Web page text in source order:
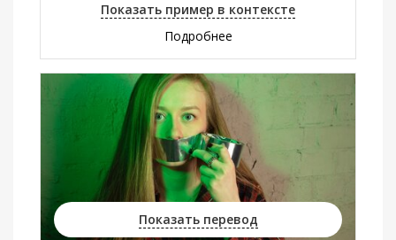
Показать пример в контексте
Подробнее
Показать перевод